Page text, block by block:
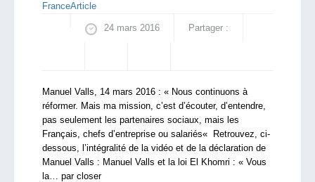
FranceArticle
24 mars 2016 Partager :
Manuel Valls, 14 mars 2016 : « Nous continuons à
réformer. Mais ma mission, c’est d’écouter, d’entendre,
pas seulement les partenaires sociaux, mais les
Français, chefs d’entreprise ou salariés« Retrouvez, ci-
dessous, l’intégralité de la vidéo et de la déclaration de
Manuel Valls : Manuel Valls et la loi El Khomri : « Vous
la… par closer